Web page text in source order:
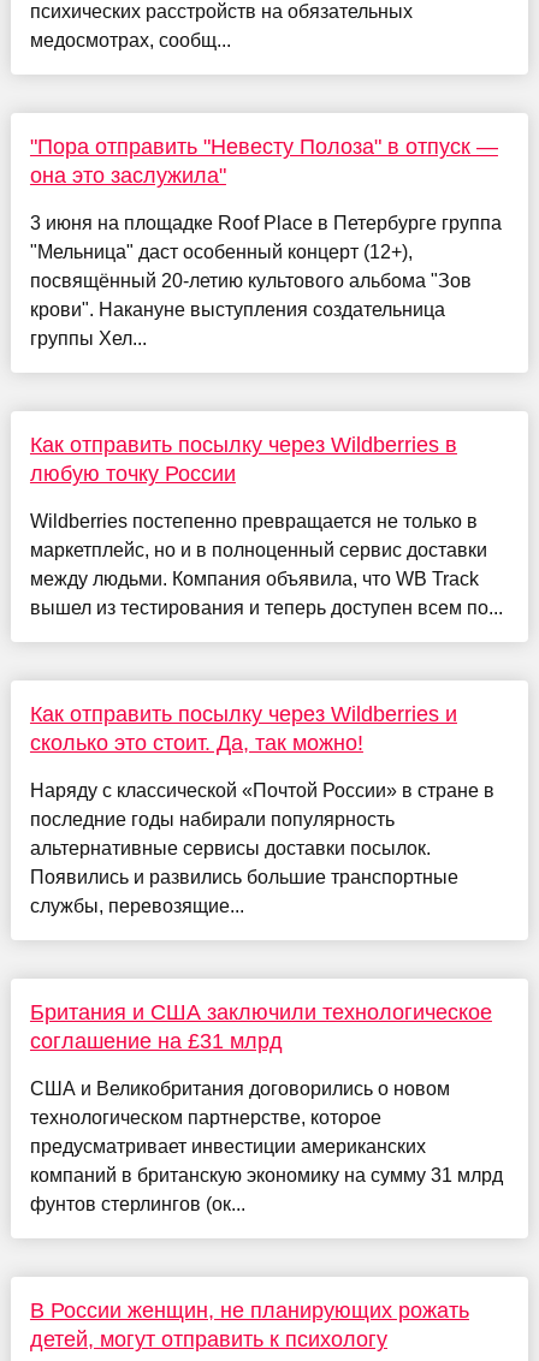
психических расстройств на обязательных
медосмотрах, сообщ...
"Пора отправить "Невесту Полоза" в отпуск —
она это заслужила"
3 июня на площадке Roof Place в Петербурге группа
"Мельница" даст особенный концерт (12+),
посвящённый 20-летию культового альбома "Зов
крови". Накануне выступления создательница
группы Хел...
Как отправить посылку через Wildberries в
любую точку России
Wildberries постепенно превращается не только в
маркетплейс, но и в полноценный сервис доставки
между людьми. Компания объявила, что WB Track
вышел из тестирования и теперь доступен всем по...
Как отправить посылку через Wildberries и
сколько это стоит. Да, так можно!
Наряду с классической «Почтой России» в стране в
последние годы набирали популярность
альтернативные сервисы доставки посылок.
Появились и развились большие транспортные
службы, перевозящие...
Британия и США заключили технологическое
соглашение на £31 млрд
США и Великобритания договорились о новом
технологическом партнерстве, которое
предусматривает инвестиции американских
компаний в британскую экономику на сумму 31 млрд
фунтов стерлингов (ок...
В России женщин, не планирующих рожать
детей, могут отправить к психологу